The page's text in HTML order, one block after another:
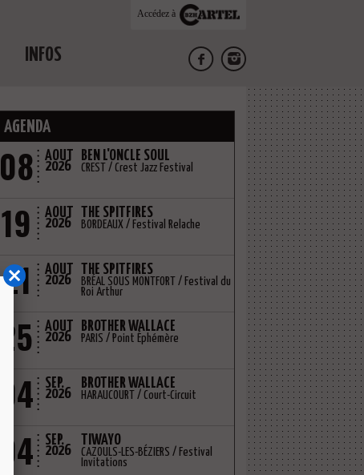
Accédez à
INFOS
AGENDA
08 AOUT
2026
BEN L'ONCLE SOUL
CREST / Crest Jazz Festival
19 AOUT
2026
THE SPITFIRES
BORDEAUX / Festival Relache
21 AOUT
2026
THE SPITFIRES
BRÉAL SOUS MONTFORT / Festival du
Roi Arthur
25 AOUT
2026
BROTHER WALLACE
PARIS / Point Éphémère
04 SEP.
2026
BROTHER WALLACE
HARAUCOURT / Court-Circuit
04 SEP.
2026
TIWAYO
CAZOULS-LES-BÉZIERS / Festival
Invitations